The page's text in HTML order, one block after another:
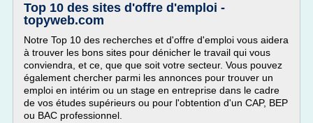
Top 10 des sites d'offre d'emploi -
topyweb.com
Notre Top 10 des recherches et d'offre d'emploi vous aidera
à trouver les bons sites pour dénicher le travail qui vous
conviendra, et ce, que que soit votre secteur. Vous pouvez
également chercher parmi les annonces pour trouver un
emploi en intérim ou un stage en entreprise dans le cadre
de vos études supérieurs ou pour l'obtention d'un CAP, BEP
ou BAC professionnel.